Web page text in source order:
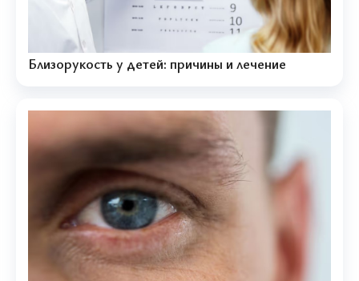
Близорукость у детей: причины и лечение